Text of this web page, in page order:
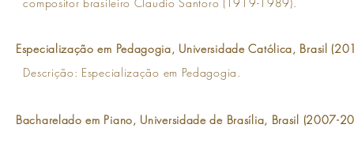
Especialização em Pedagogia, Universidade Católica, Brasil
Descrição: Especialização em Pedagogia.
Bacharelado em Piano, Universidade de Brasília, Brasil (2007-